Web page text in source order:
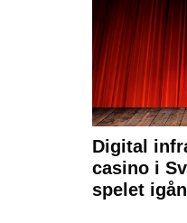
Digital
casino i
spelet